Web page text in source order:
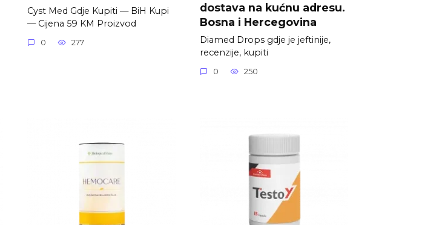
Cyst Med Gdje Kupiti — BiH Kupi
— Cijena 59 KM Proizvod
0 277
dostava na kućnu adresu.
Bosna i Hercegovina
Diamed Drops gdje je jeftinije,
recenzije, kupiti
0 250